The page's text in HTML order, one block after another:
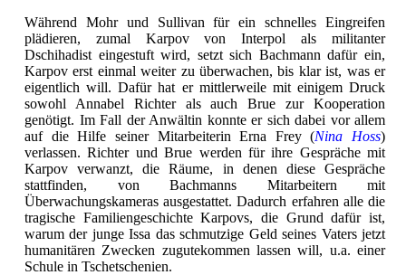
Während Mohr und Sullivan für ein schnelles Eingreifen
plädieren, zumal Karpov von Interpol als militanter
Dschihadist eingestuft wird, setzt sich Bachmann dafür ein,
Karpov erst einmal weiter zu überwachen, bis klar ist, was er
eigentlich will. Dafür hat er mittlerweile mit einigem Druck
sowohl Annabel Richter als auch Brue zur Kooperation
genötigt. Im Fall der Anwältin konnte er sich dabei vor allem
auf die Hilfe seiner Mitarbeiterin Erna Frey (Nina Hoss)
verlassen. Richter und Brue werden für ihre Gespräche mit
Karpov verwanzt, die Räume, in denen diese Gespräche
stattfinden, von Bachmanns Mitarbeitern mit
Überwachungskameras ausgestattet. Dadurch erfahren alle die
tragische Familiengeschichte Karpovs, die Grund dafür ist,
warum der junge Issa das schmutzige Geld seines Vaters jetzt
humanitären Zwecken zugutekommen lassen will, u.a. einer
Schule in Tschetschenien.